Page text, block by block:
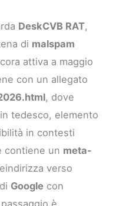
DeskCVB RAT,
di malspam
attiva a maggio
con un allegato
, dove
tedesco, elemento
in contesti
contiene un meta-
verso
Google con